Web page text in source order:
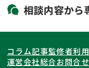
北海道・東北
北海道
岩手県
関東
東京都
東海
相談内容から
相続登記
コラム記事監修者利
運営会社総合お問合せ